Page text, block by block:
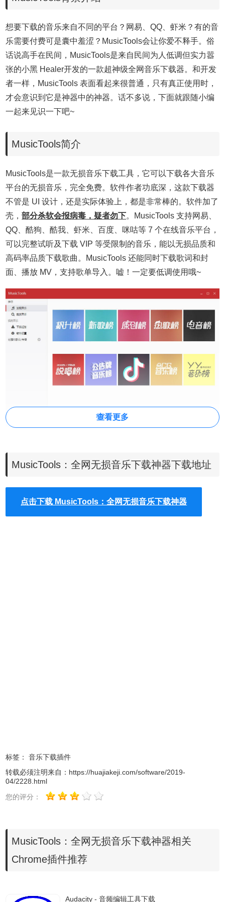
想要下载的音乐来自不同的平台？网易、QQ、虾米？有的音
乐需要付费可是囊中羞涩？MusicTools会让你爱不释手。俗
话说高手在民间，MusicTools是来自民间为人低调但实力嚣
张的小黑 Healer开发的一款超神级全网音乐下载器。和开发
者一样，MusicTools 表面看起来很普通，只有真正使用时，
才会意识到它是神器中的神器。话不多说，下面就跟随小编
一起来见识一下吧~
MusicTools简介
MusicTools是一款无损音乐下载工具，它可以下载各大音乐
平台的无损音乐，完全免费。软件作者功底深，这款下载器
不管是 UI 设计，还是实际体验上，都是非常棒的。软件加了
壳，部分杀软会报病毒，疑者勿下。MusicTools 支持网易、
QQ、酷狗、酷我、虾米、百度、咪咕等 7 个在线音乐平台，
可以完整试听及下载 VIP 等受限制的音乐，能以无损品质和
高码率品质下载歌曲。MusicTools 还能同时下载歌词和封
面、播放 MV，支持歌单导入。嘘！一定要低调使用哦~
MusicTools 支持网易、QQ、虾米、酷狗等 7 个在线音乐平
台，数量上就碾压众多解析站点了。
而那些自称可以下载 VIP 音乐的解析站点，在它面前不过是
只有 MusicTools 没说假话。
查看更多
​MusicTools：全网无损音乐下载神器下载地址
点击下载 ​MusicTools：全网无损音乐下载神器
标签：
音乐下载插件
转载必须注明来自： https://huajiakeji.com/software/2019-
04/2228.html
您的评分：
​MusicTools：全网无损音乐下载神器相关
Chrome插件推荐
Audacity - 音频编辑工具下载